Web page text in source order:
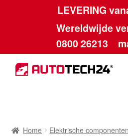
LEVERING
Wereldwijde
0800 26213
Skip
to
Skip
to
Home Elektrische componenten